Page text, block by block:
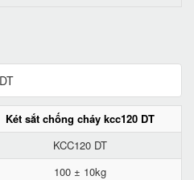
Két sắt chống cháy kcc120 DT
KCC120 DT
100 ± 10kg